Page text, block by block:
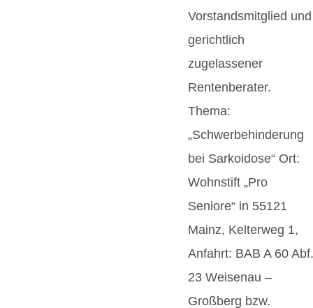
Vorstandsmitglied und
gerichtlich
zugelassener
Rentenberater.
Thema:
„Schwerbehinderung
bei Sarkoidose“ Ort:
Wohnstift „Pro
Seniore“ in 55121
Mainz, Kelterweg 1,
Anfahrt: BAB A 60 Abf.
23 Weisenau –
Großberg bzw.